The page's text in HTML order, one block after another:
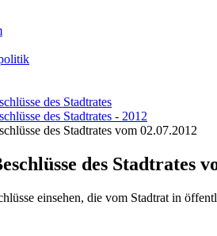
des Stadtrates
des Stadtrates - 2012
des Stadtrates vom 02.07.2012
des Stadtrates
einsehen, die vom Stadtrat in